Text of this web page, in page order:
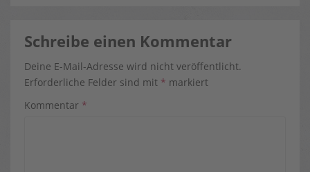
Schreibe einen Kommentar
Deine E-Mail-Adresse wird nicht veröffentlicht.
Erforderliche Felder sind mit * markiert
Kommentar *